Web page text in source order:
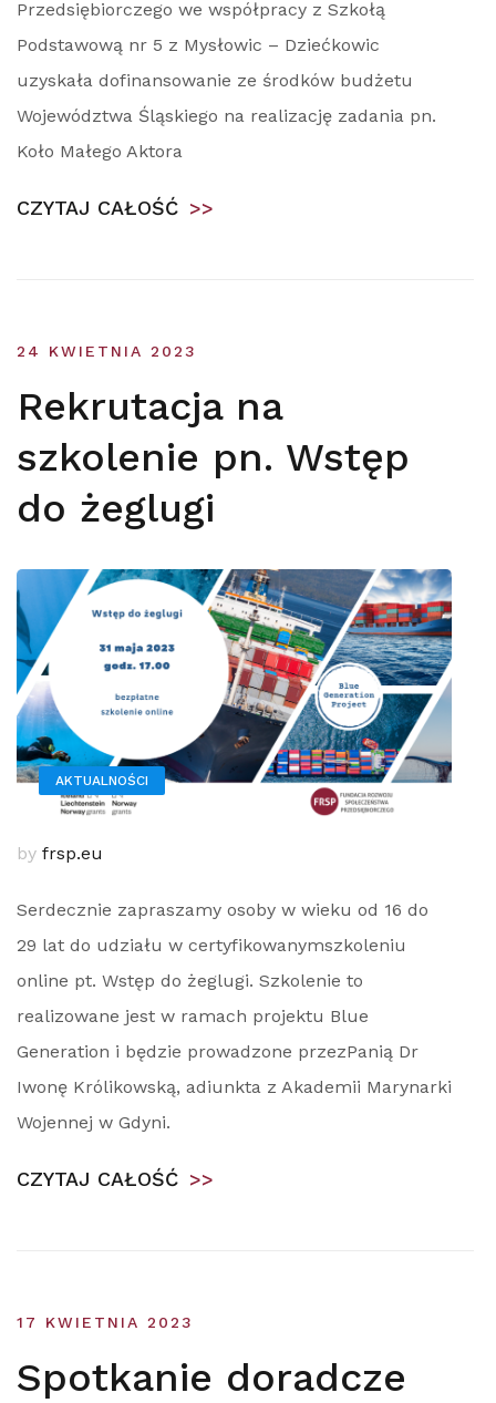
Przedsiębiorczego we współpracy z Szkołą
Podstawową nr 5 z Mysłowic – Dziećkowic
uzyskała dofinansowanie ze środków budżetu
Województwa Śląskiego na realizację zadania pn.
Koło Małego Aktora
CZYTAJ CAŁOŚĆ >>
24 KWIETNIA 2023
Rekrutacja na
szkolenie pn. Wstęp
do żeglugi
AKTUALNOŚCI
by frsp.eu
Serdecznie zapraszamy osoby w wieku od 16 do
29 lat do udziału w certyfikowanymszkoleniu
online pt. Wstęp do żeglugi. Szkolenie to
realizowane jest w ramach projektu Blue
Generation i będzie prowadzone przezPanią Dr
Iwonę Królikowską, adiunkta z Akademii Marynarki
Wojennej w Gdyni.
CZYTAJ CAŁOŚĆ >>
17 KWIETNIA 2023
Spotkanie doradcze